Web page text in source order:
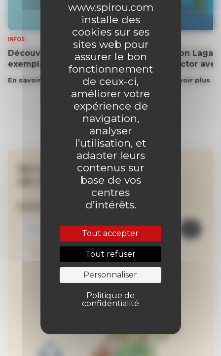
www.spirou.com
installe des
cookies sur ses
sites web pour
assurer le bon
fonctionnement
de ceux-ci,
améliorer votre
expérience de
navigation,
analyser
l’utilisation, et
adapter leurs
contenus sur
base de vos
centres
d’intérêts.
Tout accepter
Tout refuser
Personnaliser
Politique de
confidentialité
INFOS
Découvrez gratuitement un
exemplaire du journal !
En savoir plus
Gaston
collector
En savoir plus
Ne manquez aucune
de nos actualités !
Inscrivez-vous à la newsletter
Je suis abonné au site